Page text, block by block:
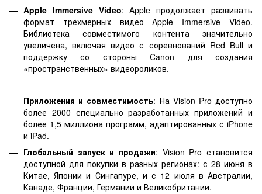
Apple Immersive Video: Apple продолжает развивать
формат трёхмерных видео Apple Immersive Video.
Библиотека совместимого контента значительно
увеличена, включая видео с соревнований Red Bull и
поддержку со стороны Canon для создания
«пространственных» видеороликов.
Приложения и совместимость: На Vision Pro доступно
более 2000 специально разработанных приложений и
более 1,5 миллиона программ, адаптированных с iPhone
и iPad.
Глобальный запуск и продажи: Vision Pro становится
доступной для покупки в разных регионах: с 28 июня в
Китае, Японии и Сингапуре, и с 12 июля в Австралии,
Канаде, Франции, Германии и Великобритании.